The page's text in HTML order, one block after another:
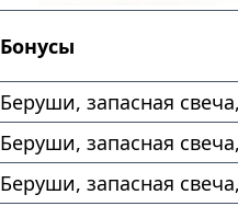
Бонусы
Беруши, запасная
Беруши, запасная
Беруши, запасная